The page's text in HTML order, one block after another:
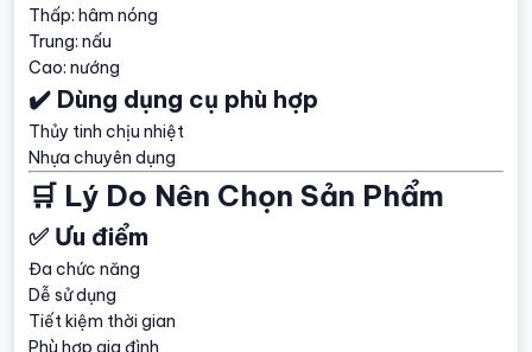
Thấp: hâm nóng
Trung: nấu
Cao: nướng
✔️ Dùng dụng cụ phù hợp
Thủy tinh chịu nhiệt
Nhựa chuyên dụng
🛒 Lý Do Nên Chọn Sản Phẩm
✅ Ưu điểm
Đa chức năng
Dễ sử dụng
Tiết kiệm thời gian
Phù hợp gia đình